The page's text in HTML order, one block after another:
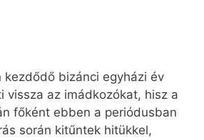
bizánci egyházi év
vissza az imádkozókat, hisz a
főként ebben a periódusban
során kitűntek hitükkel,